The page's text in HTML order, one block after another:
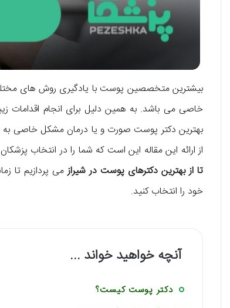
بیشترین متخصصین پوست با یادگیری روش های مختلف
خاصی می باشد. به همین دلیل برای انجام اقدامات
بهترین دکتر پوست صورت و یا درمان مشکل خاصی به
از ارائه این مقاله این است که شما را در انتخاب
تا از بهترین دکترهای پوست در شیرازمی پردازیم تا
خود را انتخاب کنید.
آنچه خواهید خواند ...
دکتر پوست کیست؟